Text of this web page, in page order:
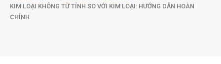
KIM LOẠI KHÔNG TỪ TÍNH SO VỚI KIM LOẠI: HƯỚNG DẪN HOÀN
CHỈNH